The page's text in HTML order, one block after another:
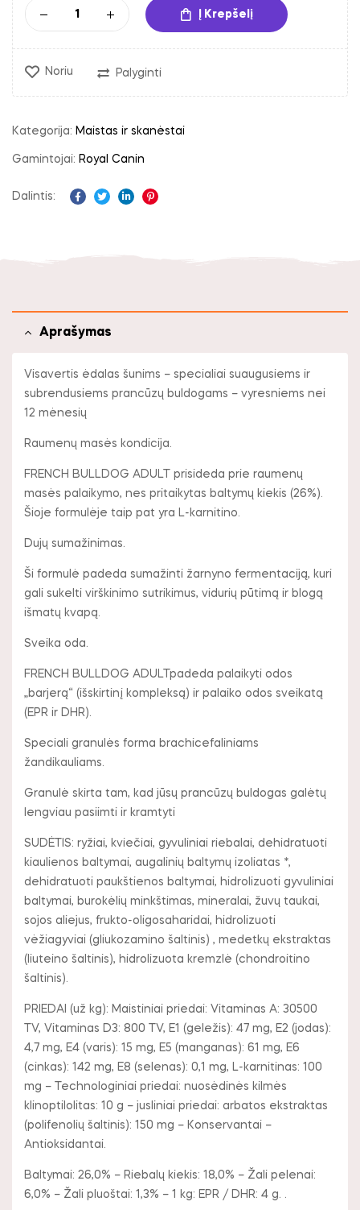
Į Krepšelį
Noriu Palyginti
Kategorija: Maistas ir skanėstai
Gamintojai: Royal Canin
Dalintis:
Aprašymas
Visavertis ėdalas šunims – specialiai suaugusiems ir
subrendusiems prancūzų buldogams – vyresniems nei
12 mėnesių
Raumenų masės kondicija.
FRENCH BULLDOG ADULT prisideda prie raumenų
masės palaikymo, nes pritaikytas baltymų kiekis (26%).
Šioje formulėje taip pat yra L-karnitino.
Dujų sumažinimas.
Ši formulė padeda sumažinti žarnyno fermentaciją, kuri
gali sukelti virškinimo sutrikimus, vidurių pūtimą ir blogą
išmatų kvapą.
Sveika oda.
FRENCH BULLDOG ADULTpadeda palaikyti odos
„barjerą“ (išskirtinį kompleksą) ir palaiko odos sveikatą
(EPR ir DHR).
Speciali granulės forma brachicefaliniams
žandikauliams.
Granulė skirta tam, kad jūsų prancūzų buldogas galėtų
lengviau pasiimti ir kramtyti
SUDĖTIS: ryžiai, kviečiai, gyvuliniai riebalai, dehidratuoti
kiaulienos baltymai, augalinių baltymų izoliatas *,
dehidratuoti paukštienos baltymai, hidrolizuoti gyvuliniai
baltymai, burokėlių minkštimas, mineralai, žuvų taukai,
sojos aliejus, frukto-oligosaharidai, hidrolizuoti
vėžiagyviai (gliukozamino šaltinis) , medetkų ekstraktas
(liuteino šaltinis), hidrolizuota kremzlė (chondroitino
šaltinis).
PRIEDAI (už kg): Maistiniai priedai: Vitaminas A: 30500
TV, Vitaminas D3: 800 TV, E1 (geležis): 47 mg, E2 (jodas):
4,7 mg, E4 (varis): 15 mg, E5 (manganas): 61 mg, E6
(cinkas): 142 mg, E8 (selenas): 0,1 mg, L-karnitinas: 100
mg – Technologiniai priedai: nuosėdinės kilmės
klinoptilolitas: 10 g – jusliniai priedai: arbatos ekstraktas
(polifenolių šaltinis): 150 mg – Konservantai –
Antioksidantai.
Baltymai: 26,0% – Riebalų kiekis: 18,0% – Žali pelenai:
6,0% – Žali pluoštai: 1,3% – 1 kg: EPR / DHR: 4 g. .